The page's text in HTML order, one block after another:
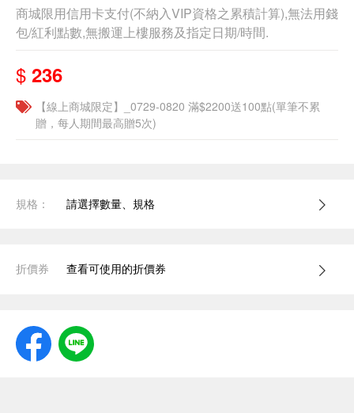
商城限用信用卡支付(不納入VIP資格之累積計算),無法用錢
包/紅利點數,無搬運上樓服務及指定日期/時間.
$ 236
【線上商城限定】_0729-0820 滿$2200送100點(單筆不累
贈，每人期間最高贈5次)
規格： 請選擇數量、規格
折價券 查看可使用的折價券